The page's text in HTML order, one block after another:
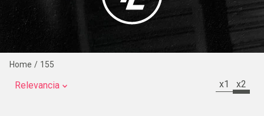
155
Relevancia x1 x2